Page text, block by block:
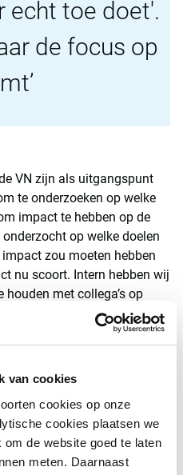
van cookies
cookies op onze
cookies plaatsen we
de website goed te laten
meten. Daarnaast
echt toe doet'.
de focus op
VN zijn als uitgangspunt
te onderzoeken op welke
impact te hebben op de
op welke doelen
zou moeten hebben
nu scoort. Intern hebben wij
met collega’s op
met een enquête onder een
werknemers. Extern zijn
worden de meeste
ontwerpen. Ontwerpen is